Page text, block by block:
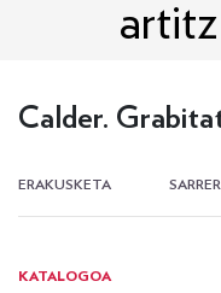
Edukira zuzenean joan
artitz
Calder.
ERAKUSKETA
KATALOGOA